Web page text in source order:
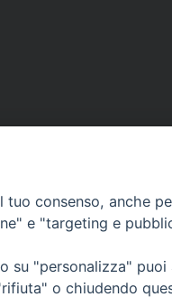
sociali
consenso, anche
e "targeting e
"personalizza"
o chiudendo